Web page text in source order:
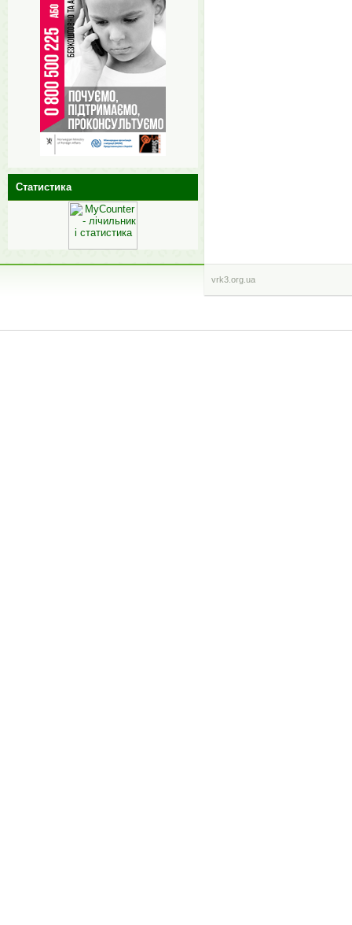
Статистика
vrk3.org.ua